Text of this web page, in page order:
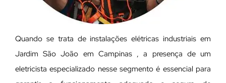
Quando se trata de instalações elétricas industriais em
Jardim São João em Campinas , a presença de um
eletricista especializado nesse segmento é essencial para